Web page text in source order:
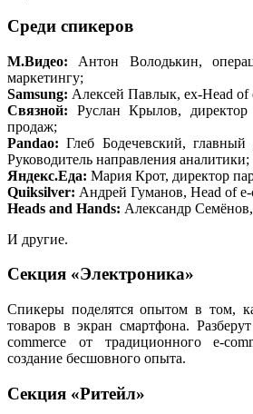
Среди спикеров
М.Видео: Антон Володькин,
маркетингу;
Samsung: Алексей Павлык, ex-Head of
Связной: Руслан Крылов, директор
продаж;
Pandao:Глеб Бодечевский,
Руководитель направления аналитики;
Яндекс.Еда: Мария Крот, директор
Quiksilver: Андрей Гуманов, Head of e-
Heads and Hands: Александр
И другие.
Секция «Электроника»
Спикеры поделятся опытом в том,
товаров в экран смартфона.
commerce от традиционного e-
создание бесшовного опыта.
Секция «Ритейл»